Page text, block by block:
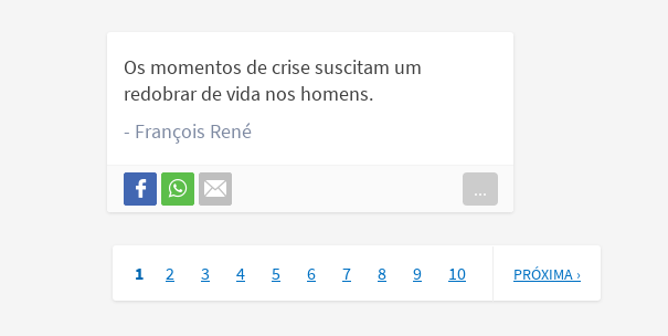
Os momentos de crise suscitam um
redobrar de vida nos homens.
- François René
...
1 2 3 4 5 6 7 8 9 10 PRÓXIMA ›